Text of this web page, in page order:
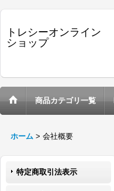
トレシーオンライン
ショップ
商品カテゴリ一覧
ホーム > 会社概要
特定商取引法表示